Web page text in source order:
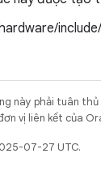
này phải tuân
vị liên kết của
07-27 UTC.